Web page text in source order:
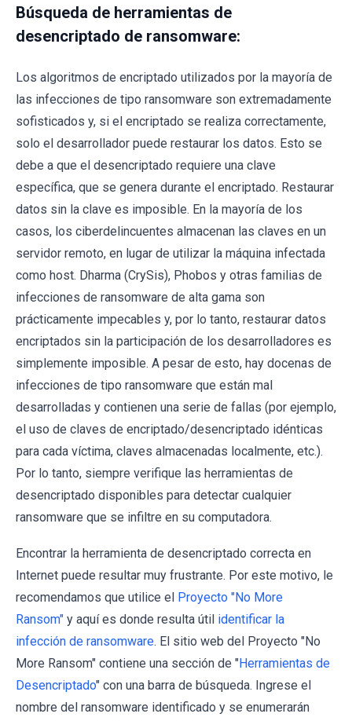
Búsqueda de herramientas de
desencriptado de ransomware:
Los algoritmos de encriptado utilizados por la mayoría de
las infecciones de tipo ransomware son extremadamente
sofisticados y, si el encriptado se realiza correctamente,
solo el desarrollador puede restaurar los datos. Esto se
debe a que el desencriptado requiere una clave
específica, que se genera durante el encriptado. Restaurar
datos sin la clave es imposible. En la mayoría de los
casos, los ciberdelincuentes almacenan las claves en un
servidor remoto, en lugar de utilizar la máquina infectada
como host. Dharma (CrySis), Phobos y otras familias de
infecciones de ransomware de alta gama son
prácticamente impecables y, por lo tanto, restaurar datos
encriptados sin la participación de los desarrolladores es
simplemente imposible. A pesar de esto, hay docenas de
infecciones de tipo ransomware que están mal
desarrolladas y contienen una serie de fallas (por ejemplo,
el uso de claves de encriptado/desencriptado idénticas
para cada víctima, claves almacenadas localmente, etc.).
Por lo tanto, siempre verifique las herramientas de
desencriptado disponibles para detectar cualquier
ransomware que se infiltre en su computadora.
Encontrar la herramienta de desencriptado correcta en
Internet puede resultar muy frustrante. Por este motivo, le
recomendamos que utilice el
Proyecto "No More
Ransom" y aquí es donde resulta útil identificar la
infección de ransomware. El sitio web del Proyecto "No
More Ransom" contiene una sección de "Herramientas de
Desencriptado" con una barra de búsqueda. Ingrese el
nombre del ransomware identificado y se enumerarán